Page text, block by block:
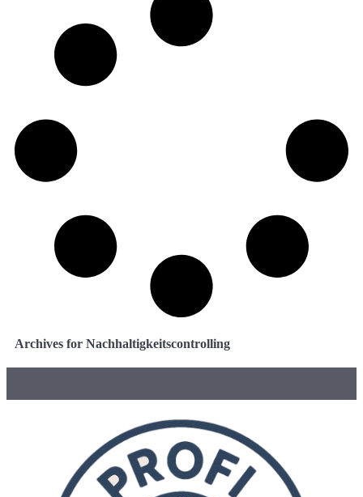
Archives for Nachhaltigkeitscontrolling